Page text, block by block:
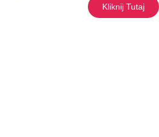
Kliknij Tutaj